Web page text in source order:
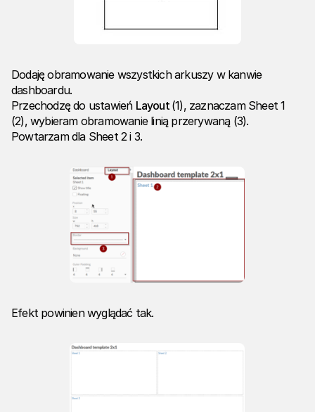
Dodaję obramowanie wszystkich arkuszy w kanwie
dashboardu.
Przechodzę do ustawień Layout(1), zaznaczam Sheet 1
(2), wybieram obramowanie linią przerywaną (3).
Powtarzam dla Sheet 2 i 3.
Efekt powinien wyglądać tak.